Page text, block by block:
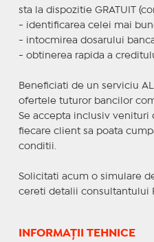
sta la dispozitie GRATUIT
- identificarea celei mai
- intocmirea dosarului
- obtinerea rapida a
Beneficiati de un serviciu
ofertele tuturor bancilor
Se accepta inclusiv venituri
fiecare client sa poata
conditii.
Solicitati acum o simulare
cereti detalii consultantului
INFORMAȚII TEHNICE